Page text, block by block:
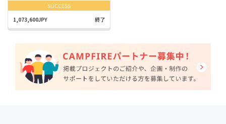
SUCCESS
1,073,600JPY 終了